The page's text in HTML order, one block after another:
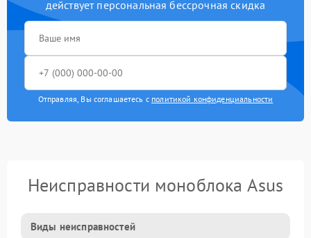
действует персональная бессрочная скидка
Отправляя, Вы соглашаетесь с политикой конфиденциальности
Неисправности моноблока Asus
Виды неисправностей